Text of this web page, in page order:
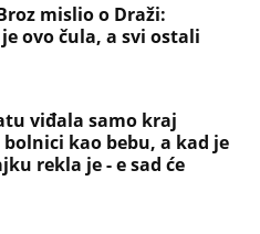
mislio o Draži:
ovo čula, a svi ostali
viđala samo kraj
kao bebu, a kad je
rekla je - e sad će